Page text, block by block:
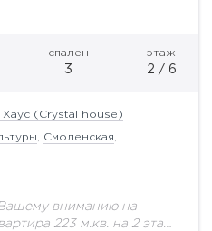
спален
3
этаж
2 / 6
Хаус (Crystal house)
, Смоленская,
вниманию на
223 м.кв. на 2 этаже